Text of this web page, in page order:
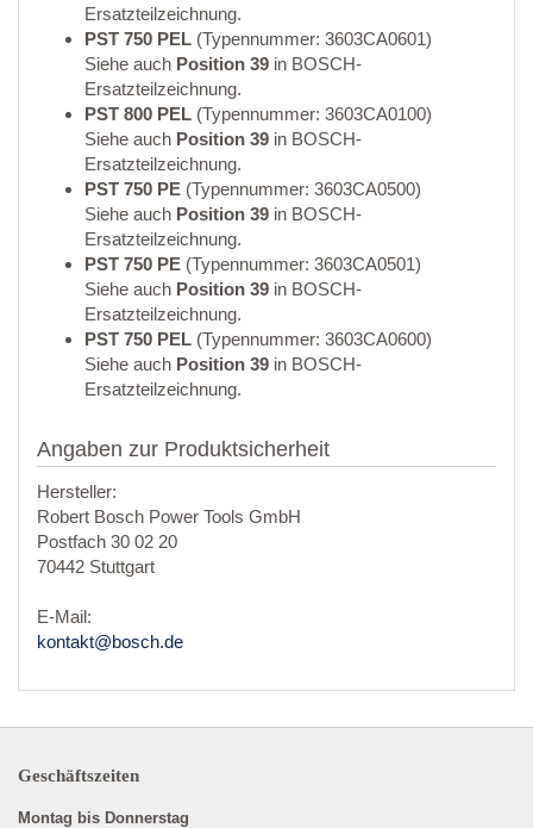
Ersatzteilzeichnung.
PST 750 PEL (Typennummer: 3603CA0601)
Siehe auch Position 39 in BOSCH-
Ersatzteilzeichnung.
PST 800 PEL (Typennummer: 3603CA0100)
Siehe auch Position 39 in BOSCH-
Ersatzteilzeichnung.
PST 750 PE (Typennummer: 3603CA0500)
Siehe auch Position 39 in BOSCH-
Ersatzteilzeichnung.
PST 750 PE (Typennummer: 3603CA0501)
Siehe auch Position 39 in BOSCH-
Ersatzteilzeichnung.
PST 750 PEL (Typennummer: 3603CA0600)
Siehe auch Position 39 in BOSCH-
Ersatzteilzeichnung.
Angaben zur Produktsicherheit
Hersteller:
Robert Bosch Power Tools GmbH
Postfach 30 02 20
70442 Stuttgart
E-Mail:
kontakt@bosch.de
Geschäftszeiten
Montag bis Donnerstag